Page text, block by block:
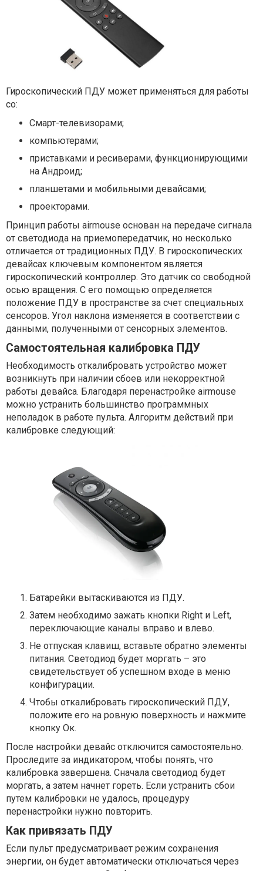
Гироскопический ПДУ может применяться для работы
со:
Смарт-телевизорами;
компьютерами;
приставками и ресиверами, функционирующими
на Андроид;
планшетами и мобильными девайсами;
проекторами.
Принцип работы airmouse основан на передаче сигнала
от светодиода на приемопередатчик, но несколько
отличается от традиционных ПДУ. В гироскопических
девайсах ключевым компонентом является
гироскопический контроллер. Это датчик со свободной
осью вращения. С его помощью определяется
положение ПДУ в пространстве за счет специальных
сенсоров. Угол наклона изменяется в соответствии с
данными, полученными от сенсорных элементов.
Самостоятельная калибровка ПДУ
Необходимость откалибровать устройство может
возникнуть при наличии сбоев или некорректной
работы девайса. Благодаря перенастройке airmouse
можно устранить большинство программных
неполадок в работе пульта. Алгоритм действий при
калибровке следующий:
Батарейки вытаскиваются из ПДУ.
Затем необходимо зажать кнопки Right и Left,
переключающие каналы вправо и влево.
Не отпуская клавиш, вставьте обратно элементы
питания. Светодиод будет моргать – это
свидетельствует об успешном входе в меню
конфигурации.
Чтобы откалибровать гироскопический ПДУ,
положите его на ровную поверхность и нажмите
кнопку Ок.
После настройки девайс отключится самостоятельно.
Проследите за индикатором, чтобы понять, что
калибровка завершена. Сначала светодиод будет
моргать, а затем начнет гореть. Если устранить сбои
путем калибровки не удалось, процедуру
перенастройки нужно повторить.
Как привязать ПДУ
Если пульт предусматривает режим сохранения
энергии, он будет автоматически отключаться через